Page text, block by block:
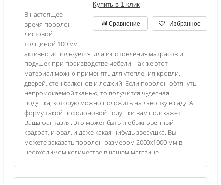
Купить в 1 клик
Сравнение Избранное
В настоящее
время поролон
листовой
толщиной 100 мм
активно используется для изготовления матрасов и
подушек при производстве мебели. Так же этот
материал можно применять для утепления кровли,
дверей, стен балконов и лоджий. Если поролон обтянуть
непромокаемой тканью, то получится чудесная
подушка, которую можно положить на лавочку в саду. А
форму такой поролоновой подушки вам подскажет
Ваша фантазия. Это может быть и обыкновенный
квадрат, и овал, и даже какая-нибудь зверушка. Вы
можете заказать поролон размером 2000х1000 мм в
необходимом количестве в нашем магазине.